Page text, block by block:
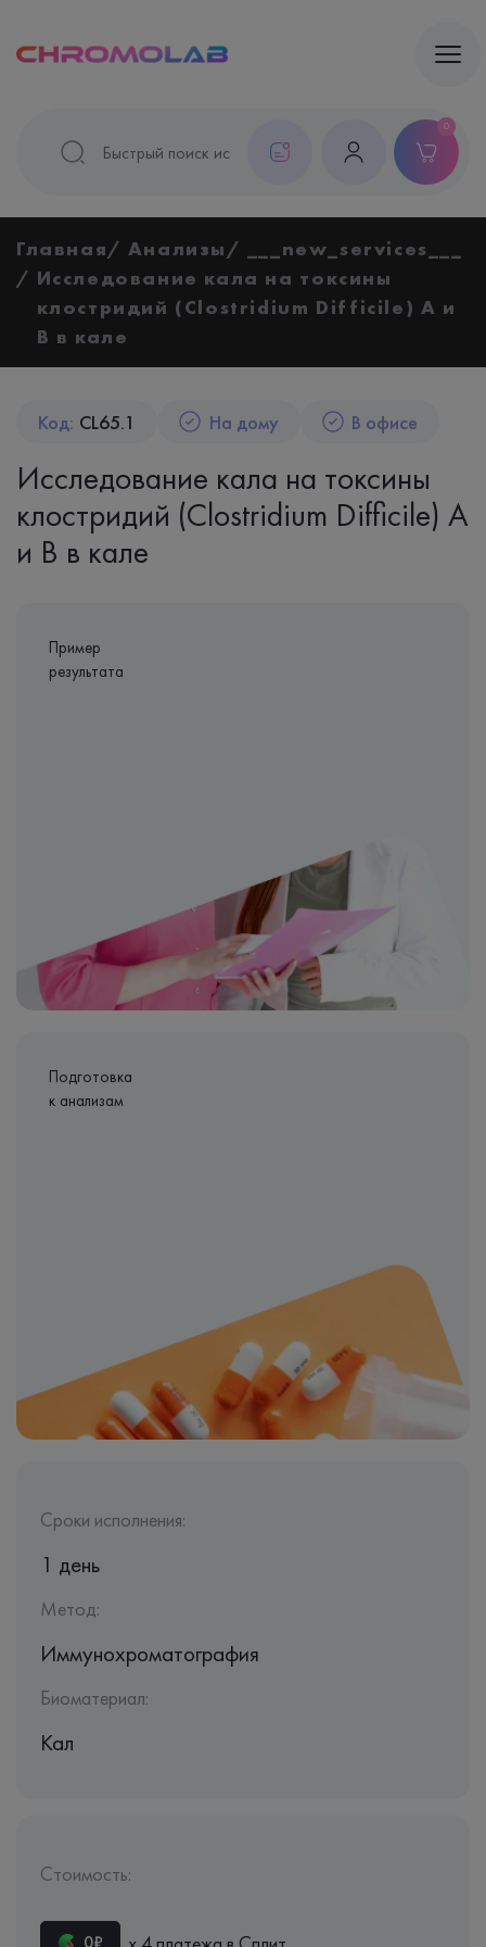
0
Главная Анализы
___new_services___
Исследование кала на токсины
клостридий (Clostridium Difficile) A и
B в кале
Код: CL65.1 На дому В офисе
Исследование кала на токсины
клостридий (Clostridium Difficile) A
и B в кале
Пример
результата
Подготовка
к анализам
Сроки исполнения:
1 день
Метод:
Иммунохроматография
Биоматериал:
Кал
Стоимость:
0₽